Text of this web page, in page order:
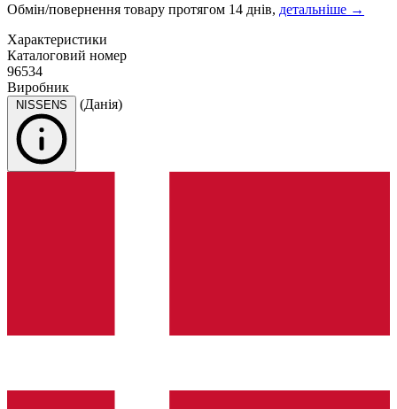
Обмін/повернення товару протягом 14 днів, детальніше →
Характеристики
Каталоговий номер
96534
Виробник
(Данія)